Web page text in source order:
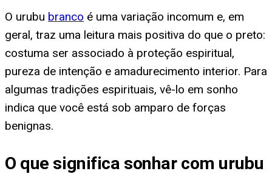
O urubu branco é uma variação incomum e, em
geral, traz uma leitura mais positiva do que o preto:
costuma ser associado à proteção espiritual,
pureza de intenção e amadurecimento interior. Para
algumas tradições espirituais, vê-lo em sonho
indica que você está sob amparo de forças
benignas.
O que significa sonhar com urubu